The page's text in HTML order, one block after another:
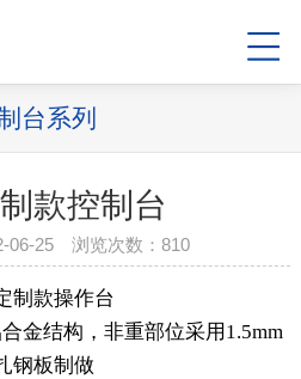
台系列
款控制台
06-25 浏览次数：810
制款操作台
金结构，非重部位采用1.5mm
钢板制做